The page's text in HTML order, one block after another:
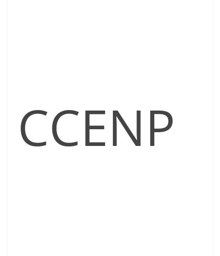
CCENP